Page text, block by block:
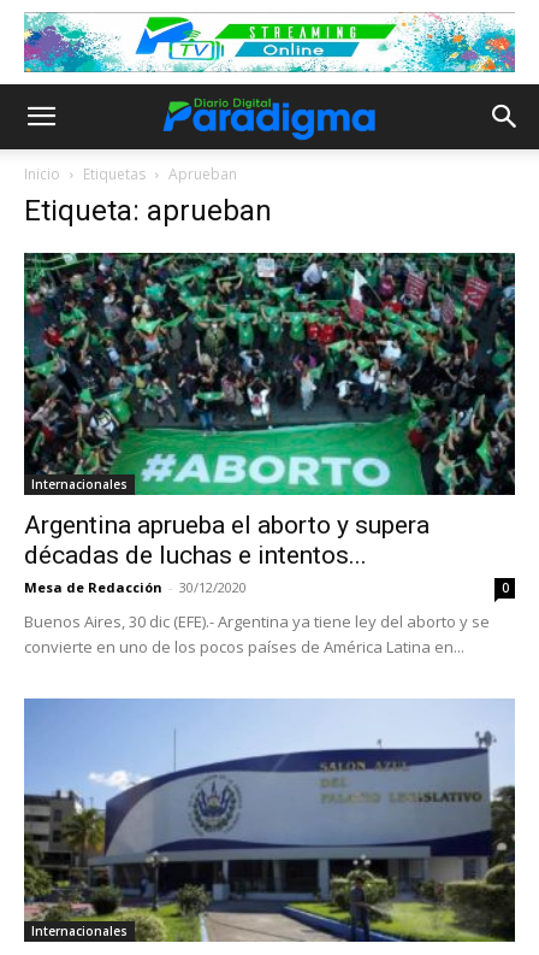
Inicio Etiquetas Aprueban
Etiqueta: aprueban
Internacionales
Argentina aprueba el aborto y supera
décadas de luchas e intentos...
Mesa de Redacción - 30/12/2020 0
Buenos Aires, 30 dic (EFE).- Argentina ya tiene ley del aborto y se
convierte en uno de los pocos países de América Latina en...
Internacionales